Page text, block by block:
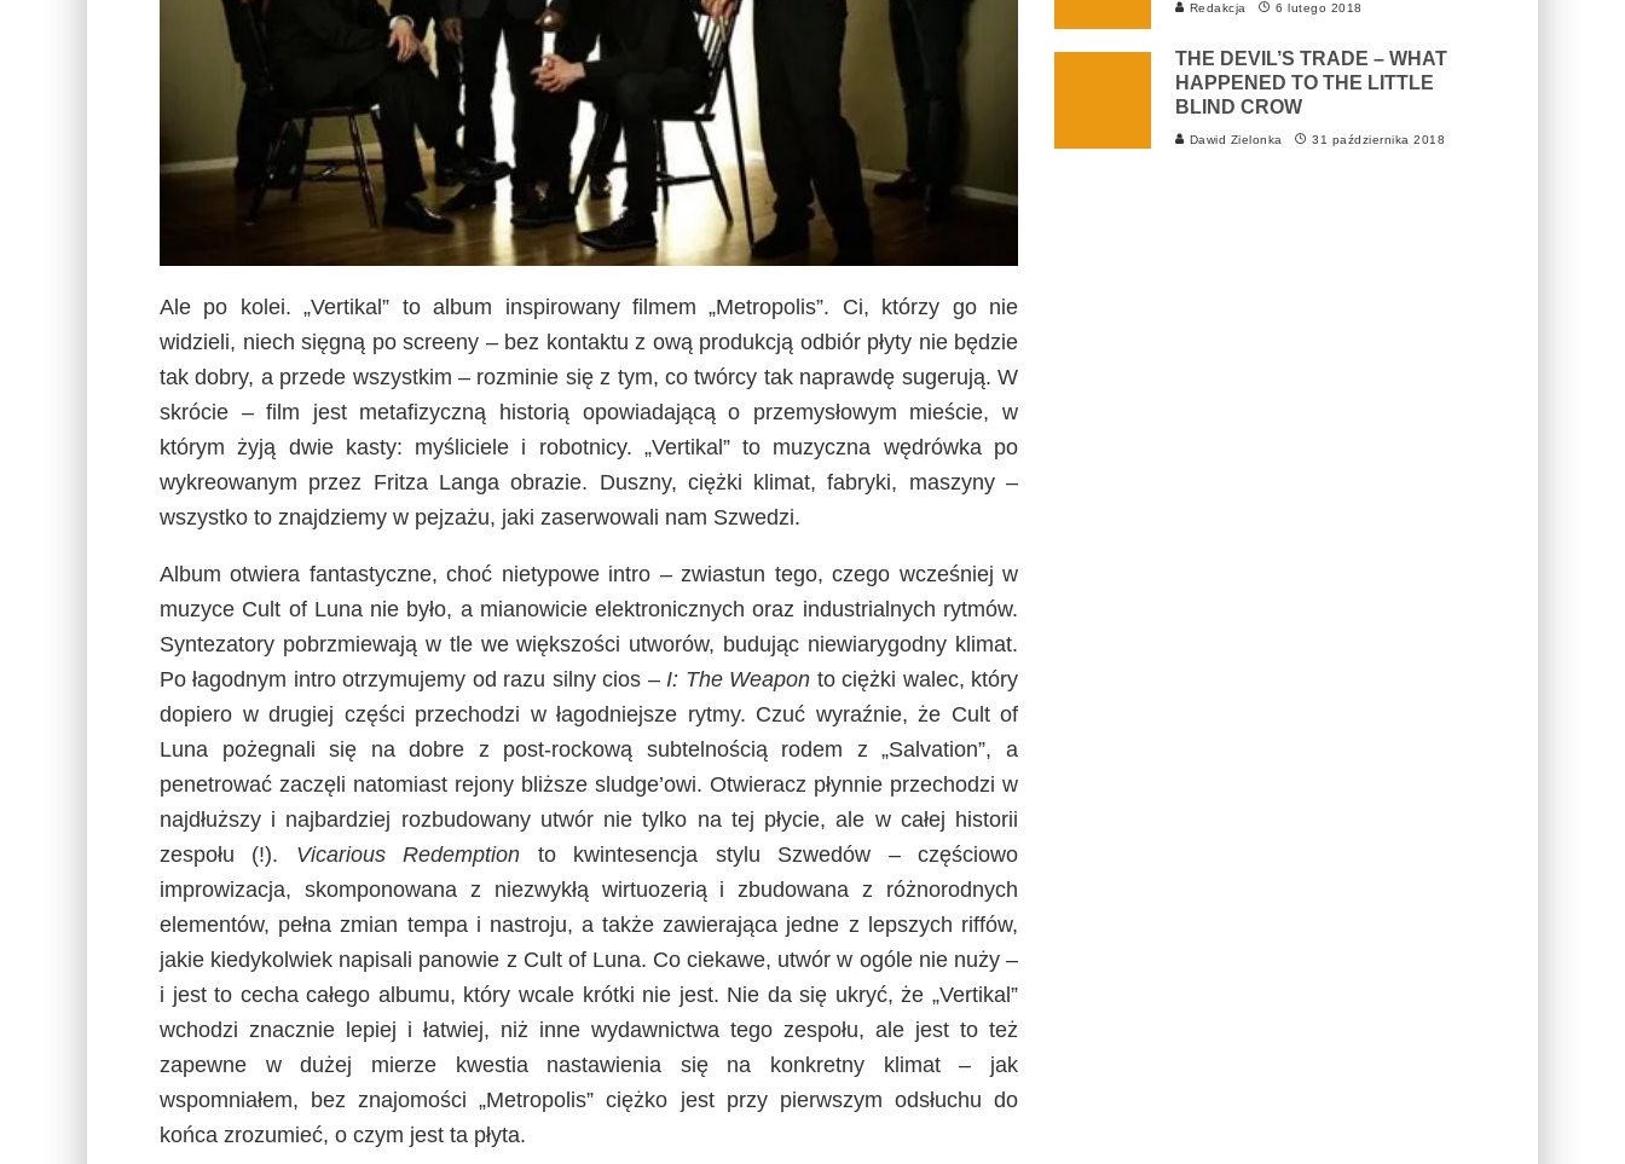
Ale po kolei. „Vertikal” to album inspirowany filmem „Metropolis”. Ci, którzy go nie
widzieli, niech sięgną po screeny – bez kontaktu z ową produkcją odbiór płyty nie będzie
tak dobry, a przede wszystkim – rozminie się z tym, co twórcy tak naprawdę sugerują. W
skrócie – film jest metafizyczną historią opowiadającą o przemysłowym mieście, w
którym żyją dwie kasty: myśliciele i robotnicy. „Vertikal” to muzyczna wędrówka po
wykreowanym przez Fritza Langa obrazie. Duszny, ciężki klimat, fabryki, maszyny –
wszystko to znajdziemy w pejzażu, jaki zaserwowali nam Szwedzi.
Album otwiera fantastyczne, choć nietypowe intro – zwiastun tego, czego wcześniej w
muzyce Cult of Luna nie było, a mianowicie elektronicznych oraz industrialnych rytmów.
Syntezatory pobrzmiewają w tle we większości utworów, budując niewiarygodny klimat.
Po łagodnym intro otrzymujemy od razu silny cios – I: The Weapon to ciężki walec, który
dopiero w drugiej części przechodzi w łagodniejsze rytmy. Czuć wyraźnie, że Cult of
Luna pożegnali się na dobre z post-rockową subtelnością rodem z „Salvation”, a
penetrować zaczęli natomiast rejony bliższe sludge’owi. Otwieracz płynnie przechodzi w
najdłuższy i najbardziej rozbudowany utwór nie tylko na tej płycie, ale w całej historii
zespołu (!). Vicarious Redemption to kwintesencja stylu Szwedów – częściowo
improwizacja, skomponowana z niezwykłą wirtuozerią i zbudowana z różnorodnych
elementów, pełna zmian tempa i nastroju, a także zawierająca jedne z lepszych riffów,
jakie kiedykolwiek napisali panowie z Cult of Luna. Co ciekawe, utwór w ogóle nie nuży –
i jest to cecha całego albumu, który wcale krótki nie jest. Nie da się ukryć, że „Vertikal”
wchodzi znacznie lepiej i łatwiej, niż inne wydawnictwa tego zespołu, ale jest to też
zapewne w dużej mierze kwestia nastawienia się na konkretny klimat – jak
wspomniałem, bez znajomości „Metropolis” ciężko jest przy pierwszym odsłuchu do
końca zrozumieć, o czym jest ta płyta.
Redakcja 6 lutego 2018
THE DEVIL’S TRADE – WHAT
HAPPENED TO THE LITTLE
BLIND CROW
Dawid Zielonka 31 października 2018